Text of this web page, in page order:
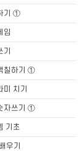
기 ①
임
칠하기 ①
미 치기
자쓰기 ①
기초
우기